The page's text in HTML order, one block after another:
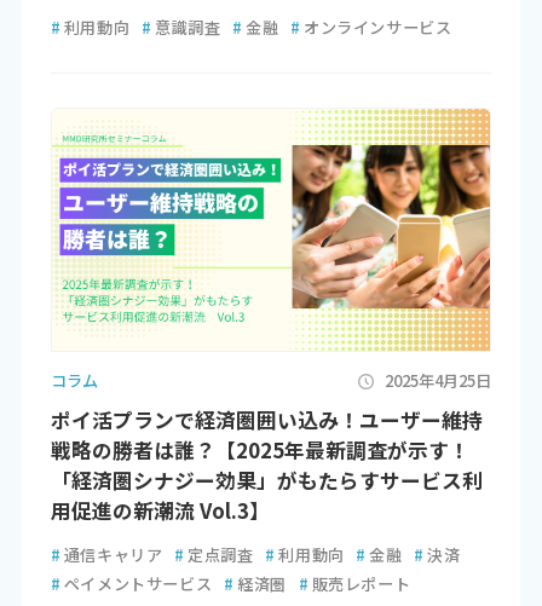
# 利用動向 # 意識調査 # 金融 # オンラインサービス
コラム 2025年4月25日
ポイ活プランで経済圏囲い込み！ユーザー維持
戦略の勝者は誰？【2025年最新調査が示す！
「経済圏シナジー効果」がもたらすサービス利
用促進の新潮流 Vol.3】
# 通信キャリア # 定点調査 # 利用動向 # 金融 # 決済
# ペイメントサービス # 経済圏 # 販売レポート